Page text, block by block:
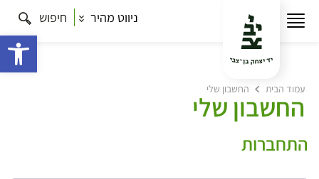
ניווט מהיר חיפוש
עמוד הבית החשבון שלי
החשבון שלי
התחברות